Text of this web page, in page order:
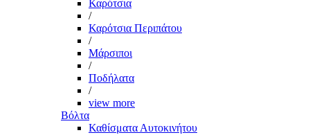
Καρότσια
/
Καρότσια Περιπάτου
/
Μάρσιποι
/
Ποδήλατα
/
view more
Βόλτα
Καθίσματα Αυτοκινήτου